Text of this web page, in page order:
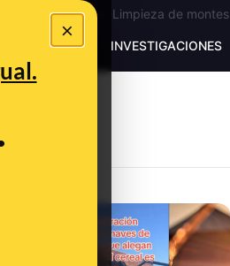
×
Bulos Ceuta • Limpieza de montes
PREBUNKING INVESTIGACIONES